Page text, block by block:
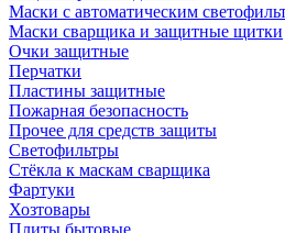
Маски с автоматическим
Маски сварщика и защитные щитки
Очки защитные
Перчатки
Пластины защитные
Пожарная безопасность
Прочее для средств защиты
Светофильтры
Стёкла к маскам сварщика
Фартуки
Хозтовары
Плиты бытовые